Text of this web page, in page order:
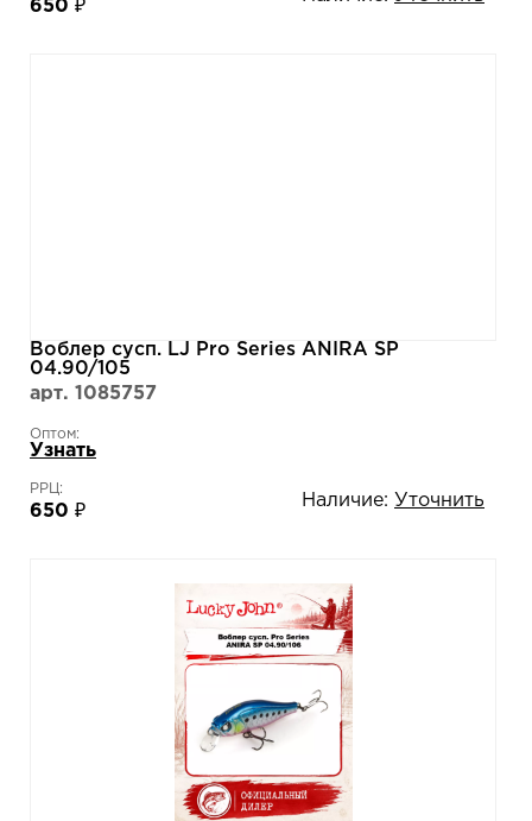
650 ₽
Воблер сусп. LJ Pro Series ANIRA SP
04.90/105
арт. 1085757
Оптом:
Узнать
РРЦ:
650 ₽
Наличие: Уточнить